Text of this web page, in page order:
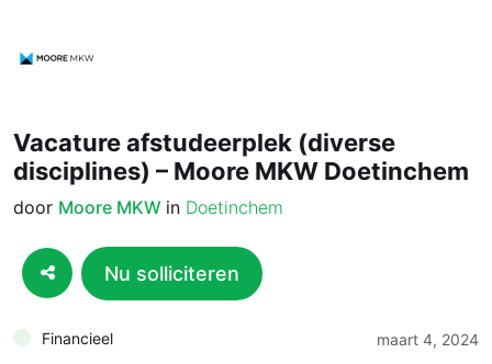
Vacature afstudeerplek (diverse
disciplines) – Moore MKW Doetinchem
door Moore MKW in Doetinchem
Nu solliciteren
Financieel maart 4, 2024